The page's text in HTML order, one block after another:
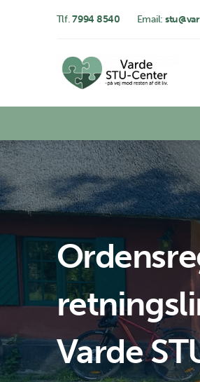
Tlf.7994 8540 Email:
Varde